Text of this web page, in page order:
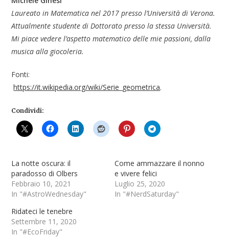
Laureato in Matematica nel 2017 presso l’Università di Verona.
Attualmente studente di Dottorato presso la stessa Università.
Mi piace vedere l’aspetto matematico delle mie passioni, dalla
musica alla giocoleria.
Fonti:
https://it.wikipedia.org/wiki/Serie_geometrica.
Condividi:
La notte oscura: il
paradosso di Olbers
Febbraio 10, 2021
In "#AstroWednesday"
Come ammazzare il nonno
e vivere felici
Luglio 25, 2020
In "#NerdSaturday"
Ridateci le tenebre
Settembre 11, 2020
In "#EcoFriday"